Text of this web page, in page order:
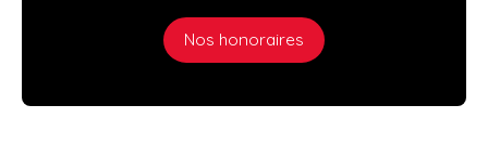
Nos honoraires